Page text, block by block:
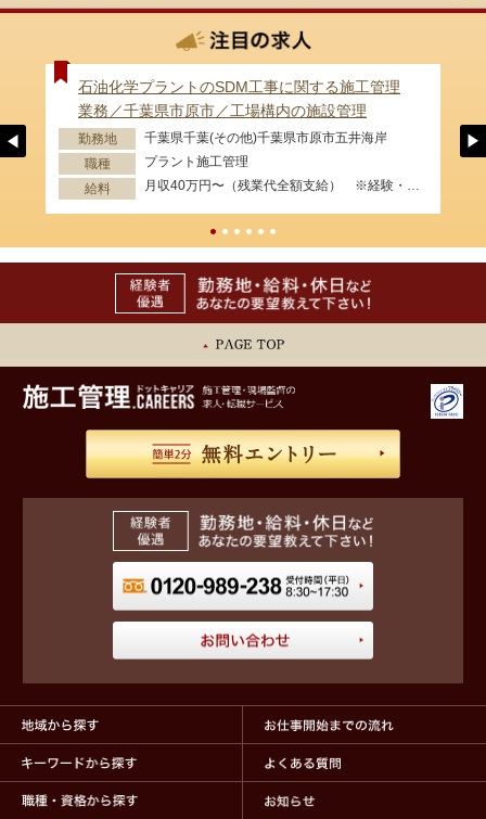
石油化学プラントのSDM工事に関する施工管理
業務／千葉県市原市／工場構内の施設管理
勤務地
千葉県千葉(その他)千葉県市原市五井海岸
職種
プラント施工管理
給料
月収40万円〜（残業代全額支給） ※経験・資格等考慮します。